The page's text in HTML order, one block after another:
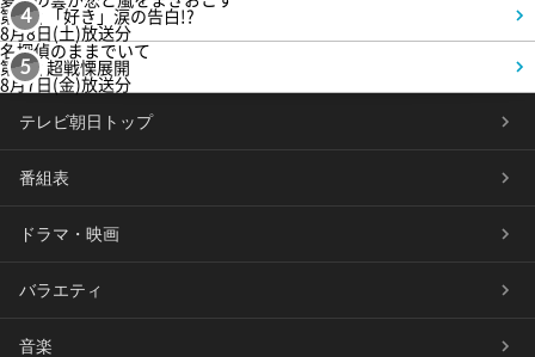
4
第5話 「好き」涙の告白!?
8月8日(土)放送分
5
名探偵のままでいて
第4話 超戦慄展開
8月7日(金)放送分
テレビ朝日トップ
番組表
ドラマ・映画
バラエティ
音楽